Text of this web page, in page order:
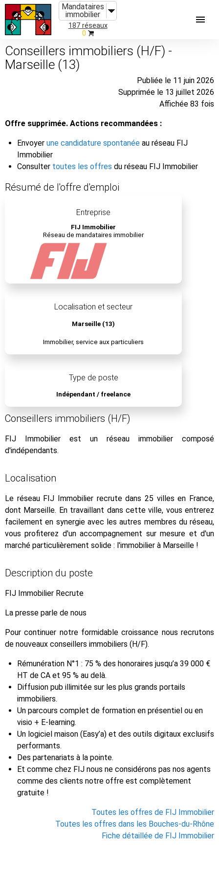
Mandataires
immobilier
187 réseaux
0
Conseillers immobiliers (H/F) -
Marseille (13)
Publiée le 11 juin 2026
Supprimée le 13 juillet 2026
Affichée 83 fois
Offre supprimée. Actions recommandées :
Envoyer une candidature spontanée au réseau FIJ
Immobilier
Consulter toutes les offres du réseau FIJ Immobilier
Résumé de l'offre d'emploi
Entreprise
FIJ Immobilier
Réseau de mandataires immobilier
Localisation et secteur
Marseille (13)
Immobilier, service aux particuliers
Type de poste
Indépendant / freelance
Conseillers immobiliers (H/F)
FIJ Immobilier est un réseau immobilier composé
d'indépendants.
Localisation
Le réseau FIJ Immobilier recrute dans 25 villes en France,
dont Marseille. En travaillant dans cette ville, vous entrerez
facilement en synergie avec les autres membres du réseau,
vous profiterez d'un accompagnement sur mesure et d'un
marché particulièrement solide : l'immobilier à Marseille !
Description du poste
FIJ Immobilier Recrute
La presse parle de nous
Pour continuer notre formidable croissance nous recrutons
de nouveaux conseillers immobiliers (H/F).
Rémunération N°1 : 75 % des honoraires jusqu’a 39 000 €
HT de CA et 95 % au delà.
Diffusion pub illimitée sur les plus grands portails
immobiliers.
Un parcours complet de formation en présentiel ou en
visio + E-learning.
Un logiciel maison (Easy’a) et des outils digitaux exclusifs
performants.
Des partenariats à la pointe.
Et comme chez FIJ nous ne considérons pas nos agents
comme des clients notre offre est complètement
gratuite !
Toutes les offres de FIJ Immobilier
Toutes les offres dans les Bouches-du-Rhône
Fiche détaillée de FIJ Immobilier